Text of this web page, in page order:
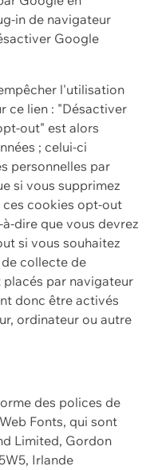
in de navigateur
Google
l'utilisation
ce lien : "Désactiver
out" est alors
; celui-ci
personnelles par
si vous supprimez
cookies opt-out
dire que vous devrez
si vous souhaitez
collecte de
par navigateur
donc être activés
ordinateur ou autre
des polices de
Fonts, qui sont
Limited, Gordon
Irlande